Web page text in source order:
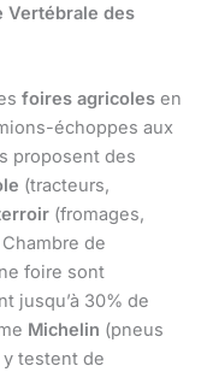
Vertébrale des
foires agricoles en
échoppes aux
proposent des
(tracteurs,
(fromages,
de
foire sont
jusqu’à 30% de
Michelin (pneus
testent de